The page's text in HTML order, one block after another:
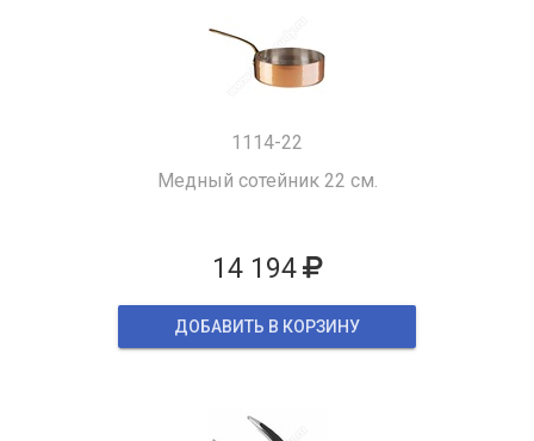
1114-22
Медный сотейник 22 см.
14 194
ДОБАВИТЬ В КОРЗИНУ